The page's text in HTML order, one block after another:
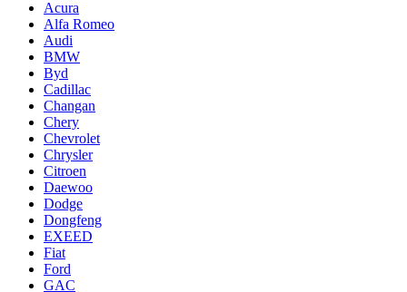
Acura
Alfa Romeo
Audi
BMW
Byd
Cadillac
Changan
Chery
Chevrolet
Chrysler
Citroen
Daewoo
Dodge
Dongfeng
EXEED
Fiat
Ford
GAC